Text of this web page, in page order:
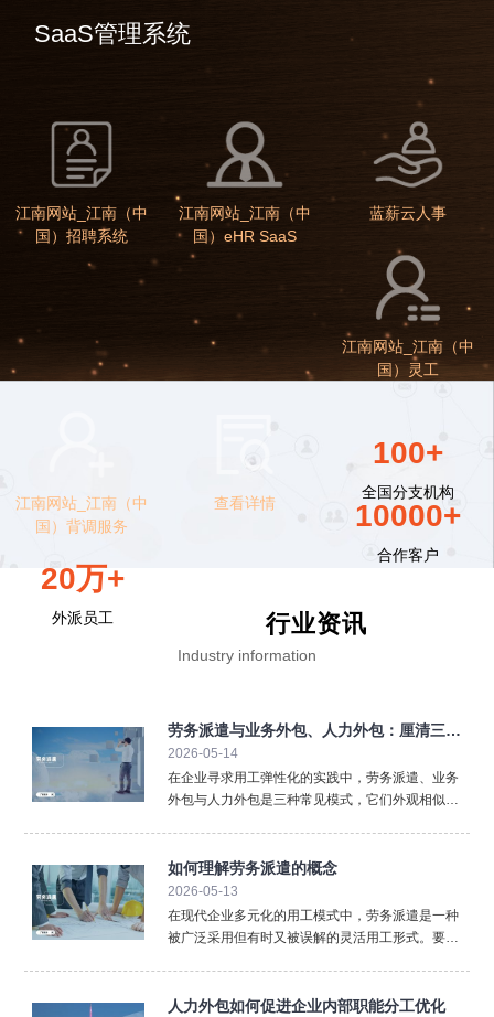
SaaS管理系统
江南网站_江南（中
国）招聘系统
江南网站_江南（中
国）eHR SaaS
蓝薪云人事
江南网站_江南（中
国）灵工
江南网站_江南（中
国）背调服务
查看详情
100+
全国分支机构
10000+
合作客户
20万+
外派员工 行业资讯
Industry information
劳务派遣与业务外包、人力外包：厘清三大
弹性用工模式
2026-05-14
在企业寻求用工弹性化的实践中，劳务派遣、业务
外包与人力外包是三种常见模式，它们外观相似却
工方式至关重要。首先，法律关系的核心不同。 这
是最根本的区别。劳
如何理解劳务派遣的概念
2026-05-13
在现代企业多元化的用工模式中，劳务派遣是一种
被广泛采用但有时又被误解的灵活用工形式。要准
别。从法律层面看，劳务派遣是指依法设立的劳务
人力外包如何促进企业内部职能分工优化